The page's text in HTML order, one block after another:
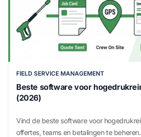
FIELD SERVICE MANAGEMENT
Beste software voor
(2026)
Vind de beste software voor
offertes, teams en betalingen te